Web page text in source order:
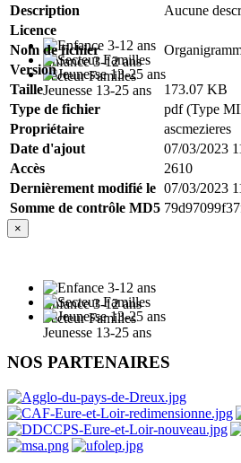
Enfance 3-12 ans
Enfance 3-12 ans
Secteur Familles
Secteur Familles
Jeunesse 13-25 ans
Jeunesse 13-25 ans
Description
Aucune
Licence
Nom de fichier
Version
Taille
173.07 KB
Type de fichier
pdf (Type
Propriétaire
ascmezieres
Date d'ajout
07/03/2023
Accès
2610
Dernièrement modifié le 07/03/2023
Somme de contrôle MD5
×
NOS PARTENAIRES